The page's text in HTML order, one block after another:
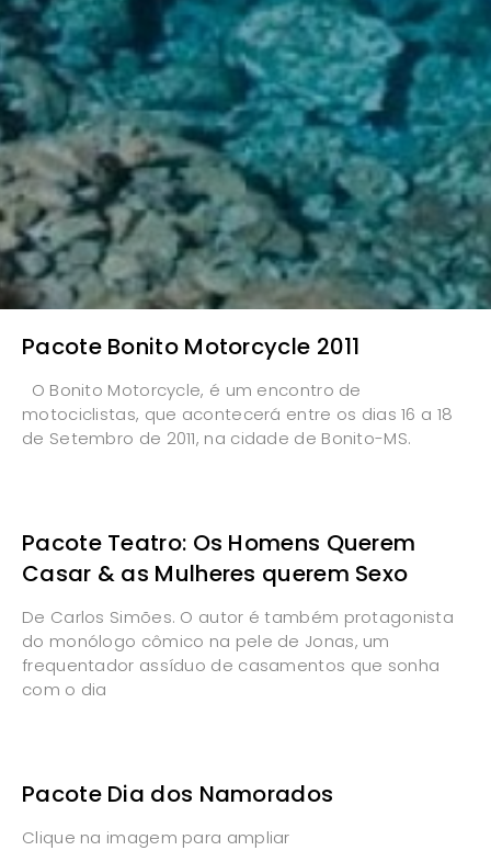
Pacote Bonito Motorcycle 2011
O Bonito Motorcycle, é um encontro de
motociclistas, que acontecerá entre os dias 16 a 18
de Setembro de 2011, na cidade de Bonito-MS.
Pacote Teatro: Os Homens Querem
Casar & as Mulheres querem Sexo
De Carlos Simões. O autor é também protagonista
do monólogo cômico na pele de Jonas, um
frequentador assíduo de casamentos que sonha
com o dia
Pacote Dia dos Namorados
Clique na imagem para ampliar